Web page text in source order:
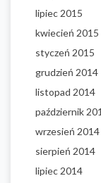
lipiec 2015
kwiecień 2015
styczeń 2015
grudzień 2014
listopad 2014
październik
wrzesień 2014
sierpień 2014
lipiec 2014